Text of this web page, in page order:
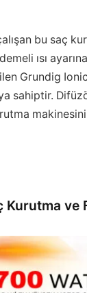
bu saç
ısı
Grundig
sahiptir.
Kurutma ve